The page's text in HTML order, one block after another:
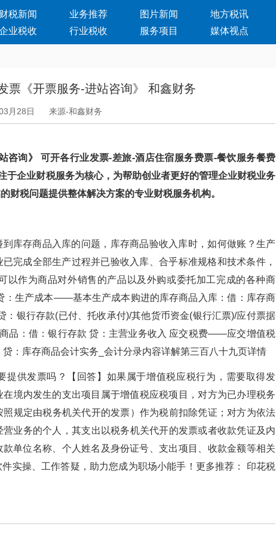
财税新闻 业务推荐 图片新闻 地方税讯
业税收 行业税收 服务项目 媒体视点
票《开票服务-进站咨询》 和鑫财务
月28日 来源-和鑫财务
咨询》 可开各行业发票-差旅-酒店住宿服务费票-餐饮服务餐费
企业财税服务为核心，为帮助创业者更好的管理企业财税业务
的财税问题提供整体解决方案的专业财税服务机构。
存商品入库的问题，库存商品验收入库时，如何做账？生产
成全部生产过程并已验收入库、合乎标准规格和技术条件，
可以作为商品对外销售的产品以及外购或委托加工完成的各种商
贷：生产成本——基本生产成本购进的库存商品入库：借：库存商
行存款(已付、托收承付)/其他货币资金(银行汇票)/应付票据
：借：银行存款 贷：主营业务收入 应交税费——应交增值税
贷：库存商品会计实务_会计分录内容详解第三百八十九页详情
发票吗？【回答】如果属于增值税应税行为，需要取得发
业在境内发生的支出项目属于增值税应税项目，对方为已办理税务
照规定由税务机关代开的发票）作为税前扣除凭证；对方为依法
务的个人，其支出以税务机关代开的发票或者收款凭证及内
单位名称、个人姓名及身份证号、支出项目、收款金额等相关
软件实操、工作答疑，助力您成为职场小能手！更多推荐： 印花税